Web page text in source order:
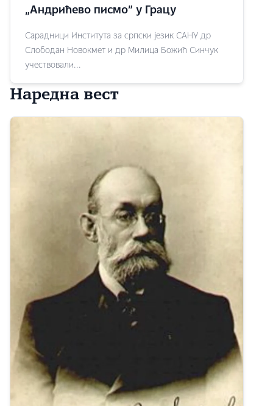
„Андрићево писмо” у Грацу
Сарадници Института за српски језик САНУ др
Слободан Новокмет и др Милица Божић Синчук
учествовали...
Наредна вест